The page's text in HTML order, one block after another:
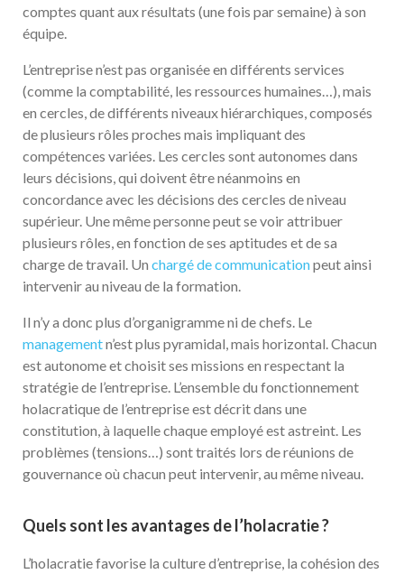
comptes quant aux résultats (une fois par semaine) à son
équipe.
L’entreprise n’est pas organisée en différents services
(comme la comptabilité, les ressources humaines…), mais
en cercles, de différents niveaux hiérarchiques, composés
de plusieurs rôles proches mais impliquant des
compétences variées. Les cercles sont autonomes dans
leurs décisions, qui doivent être néanmoins en
concordance avec les décisions des cercles de niveau
supérieur. Une même personne peut se voir attribuer
plusieurs rôles, en fonction de ses aptitudes et de sa
charge de travail. Un chargé de communicationpeut ainsi
intervenir au niveau de la formation.
Il n’y a donc plus d’organigramme ni de chefs. Le
managementn’est plus pyramidal, mais horizontal. Chacun
est autonome et choisit ses missions en respectant la
stratégie de l’entreprise. L’ensemble du fonctionnement
holacratique de l’entreprise est décrit dans une
constitution, à laquelle chaque employé est astreint. Les
problèmes (tensions…) sont traités lors de réunions de
gouvernance où chacun peut intervenir, au même niveau.
Quels sont les avantages de l’holacratie ?
L’holacratie favorise la culture d’entreprise, la cohésion des